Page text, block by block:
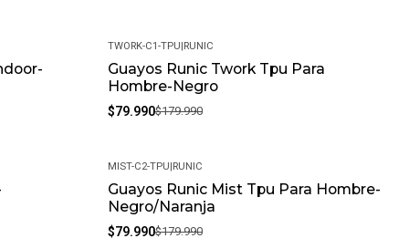
-56%
TWORK-C1-TPU|RUNIC
Guayos Runic Twork Tpu Para
Hombre-Negro
$79.990$179.990
-56%
MIST-C2-TPU|RUNIC
Guayos Runic Mist Tpu Para Hombre-
Negro/Naranja
$79.990$179.990